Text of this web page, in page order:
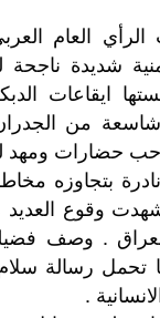
العام
شديدة ناجحة
ايقاعات
من
حضارات ومهد
بتجاوزه
وقوع
. وصف
تحمل
.